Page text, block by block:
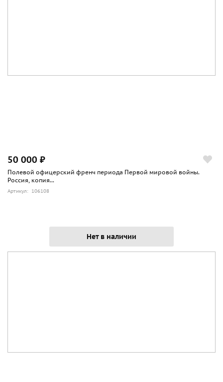
50 000 ₽
Полевой офицерский френч периода Первой мировой войны.
Россия, копия...
Артикул: 106108
Нет в наличии